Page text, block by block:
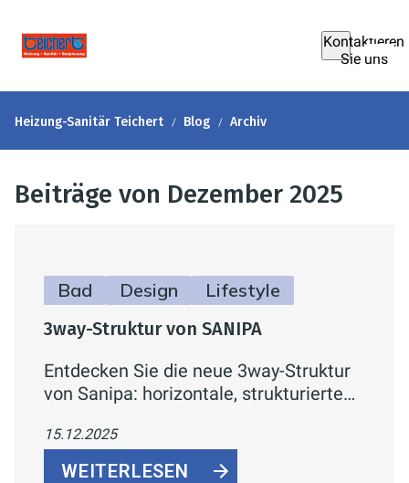
Kontaktieren
Sie uns
Heizung-Sanitär Teichert Blog Archiv
Beiträge von Dezember 2025
Bad Design Lifestyle
3way-Struktur von SANIPA
Entdecken Sie die neue 3way-Struktur
von Sanipa: horizontale, strukturierte
hochwertige Materialien für stilvolle
Badmöbel.
15.12.2025
WEITERLESEN